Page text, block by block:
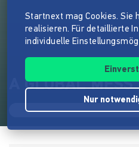
A GLOBAL MESS
Startnext mag Cookies. Sie
realisieren. Für detaillierte
individuelle
Nur